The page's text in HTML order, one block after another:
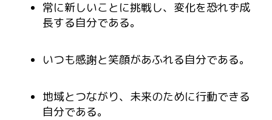
常に新しいことに挑戦し、変化を恐れず成
長する自分である。
いつも感謝と笑顔があふれる自分である。
地域とつながり、未来のために行動できる
自分である。